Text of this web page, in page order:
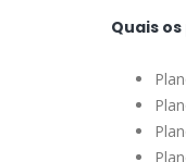
Quais